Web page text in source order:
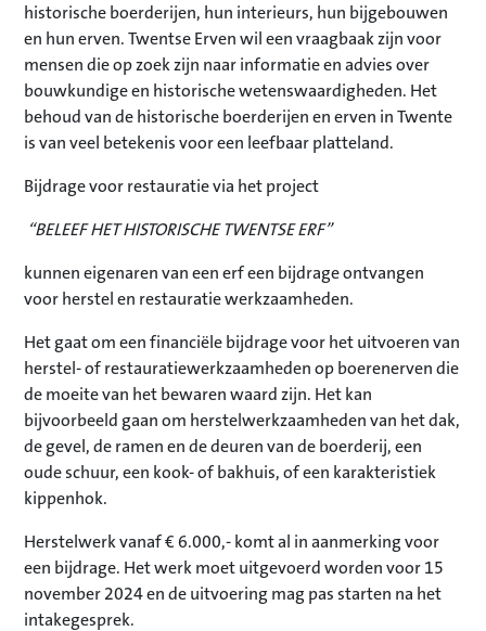
historische boerderijen, hun interieurs, hun bijgebouwen
en hun erven. Twentse Erven wil een vraagbaak zijn voor
mensen die op zoek zijn naar informatie en advies over
bouwkundige en historische wetenswaardigheden. Het
behoud van de historische boerderijen en erven in Twente
is van veel betekenis voor een leefbaar platteland.
Bijdrage voor restauratie via het project
“BELEEF HET HISTORISCHE TWENTSE ERF”
kunnen eigenaren van een erf een bijdrage ontvangen
voor herstel en restauratie werkzaamheden.
Het gaat om een financiële bijdrage voor het uitvoeren van
herstel- of restauratiewerkzaamheden op boerenerven die
de moeite van het bewaren waard zijn. Het kan
bijvoorbeeld gaan om herstelwerkzaamheden van het dak,
de gevel, de ramen en de deuren van de boerderij, een
oude schuur, een kook- of bakhuis, of een karakteristiek
kippenhok.
Herstelwerk vanaf € 6.000,- komt al in aanmerking voor
een bijdrage. Het werk moet uitgevoerd worden voor 15
november 2024 en de uitvoering mag pas starten na het
intakegesprek.